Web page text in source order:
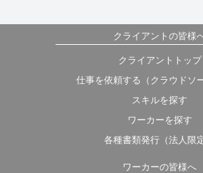
クライアントの皆様
クライアントトップ
仕事を依頼する（クラウドソ
スキルを探す
ワーカーを探す
各種書類発行（法人限定
ワーカーの皆様へ